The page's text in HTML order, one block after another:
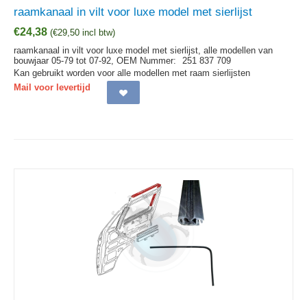
raamkanaal in vilt voor luxe model met sierlijst
€24,38 (€29,50 incl btw)
raamkanaal in vilt voor luxe model met sierlijst, alle modellen van
bouwjaar 05-79 tot 07-92, OEM Nummer:
251 837 709
Kan gebruikt worden voor alle modellen met raam sierlijsten
Mail voor levertijd